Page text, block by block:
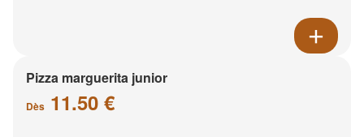
Pizza marguerita junior
Dès 11.50 €